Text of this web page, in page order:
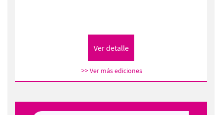
>> Ver más ediciones